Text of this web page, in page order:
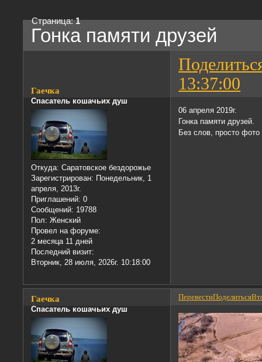
Гонка памяти друзей
Страница:1
13:37:00
Гаечка
Спасатель кошачьих душ
Откуда: Саратовское бездорожье
Зарегистрирован: Понедельник, 1
апреля, 2013г.
Приглашений: 0
Сообщений: 19788
Пол: Женский
Провел на форуме:
2 месяца 11 дней
Последний визит:
Вторник, 28 июля, 2026г. 10:18:00
06 апреля 2019г.
Гонка памяти друзей.
Без слов, просто фото
ПеревестиПоделиться
Гаечка
Спасатель кошачьих душ